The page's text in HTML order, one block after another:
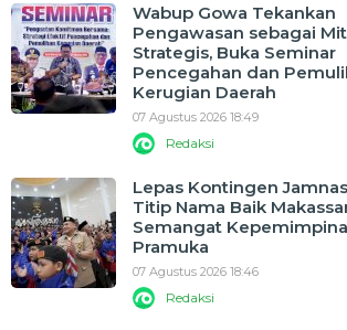
Wabup Gowa Tekankan
Pengawasan sebagai
Strategis, Buka Seminar
Pencegahan dan
Kerugian Daerah
07 Agustus 2026 18:49
Redaksi
Lepas Kontingen
Titip Nama Baik
Semangat
Pramuka
07 Agustus 2026 18:46
Redaksi